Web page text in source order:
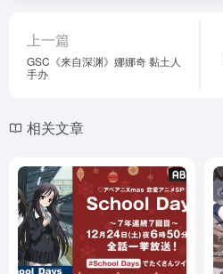
上一篇
GSC《来自深渊》娜娜奇 黏土人
手办
相关文章